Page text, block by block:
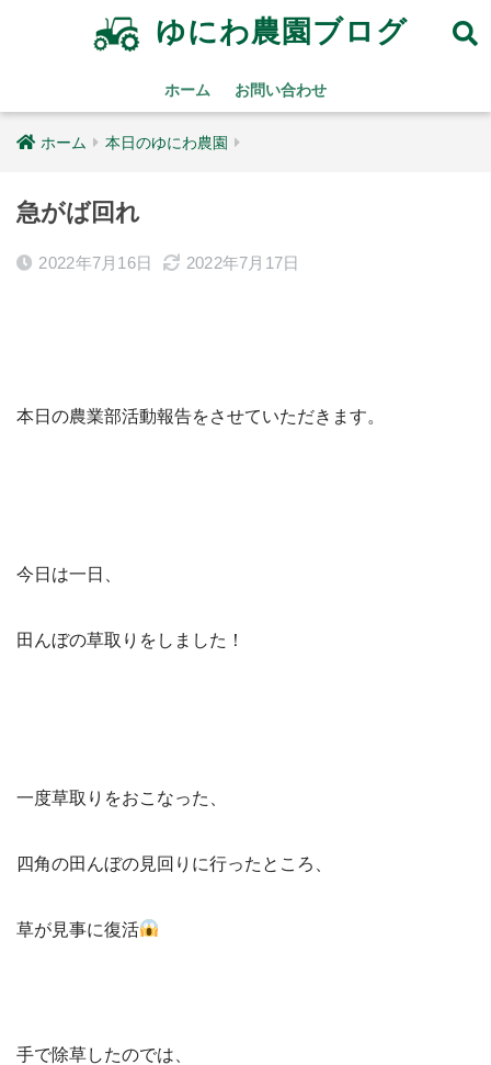
ゆにわ農園ブログ
ホーム お問い合わせ
ホーム 本日のゆにわ農園
急がば回れ
2022年7月16日 2022年7月17日
本日の農業部活動報告をさせていただきます。
今日は一日、
田んぼの草取りをしました！
一度草取りをおこなった、
四角の田んぼの見回りに行ったところ、
草が見事に復活
手で除草したのでは、